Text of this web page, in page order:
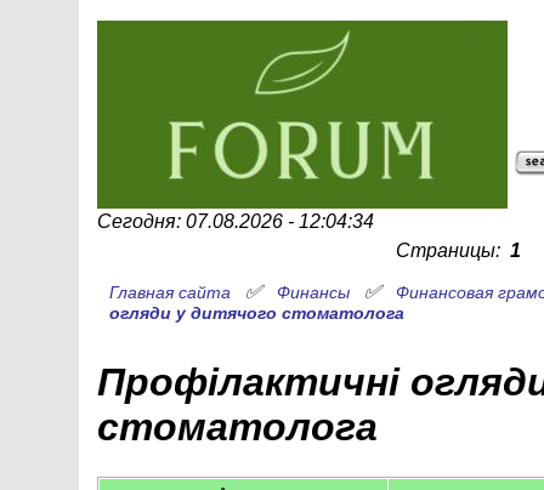
Сегодня: 07.08.2026 - 12:04:34
Страницы: 1
Главная сайта ✅ Финансы ✅ Финансовая
огляди у дитячого стоматолога
Профілактичні
стоматолога